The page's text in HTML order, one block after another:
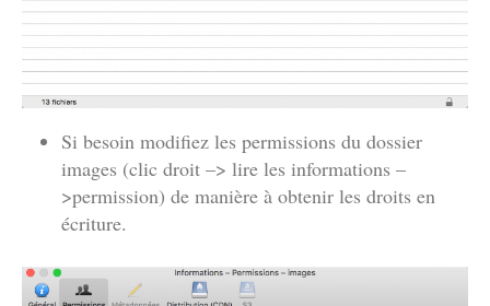
Si besoin modifiez les permissions du dossier
images (clic droit –> lire les informations –
>permission) de manière à obtenir les droits en
écriture.